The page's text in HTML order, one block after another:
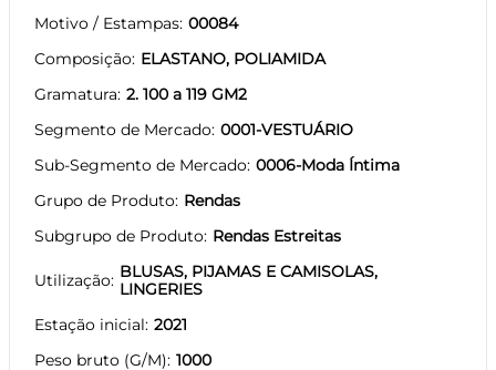
Motivo / Estampas 00084
Composição ELASTANO, POLIAMIDA
Gramatura 2. 100 a 119 GM2
Segmento de Mercado 0001-VESTUÁRIO
Sub-Segmento de Mercado 0006-Moda Íntima
Grupo de Produto Rendas
Subgrupo de Produto Rendas Estreitas
Utilização BLUSAS, PIJAMAS E CAMISOLAS,
LINGERIES
Estação inicial 2021
Peso bruto (G/M) 1000